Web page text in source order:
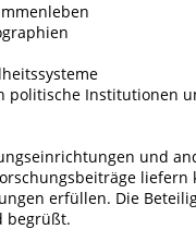
politische Institutionen
und
liefern
erfüllen. Die
begrüßt.